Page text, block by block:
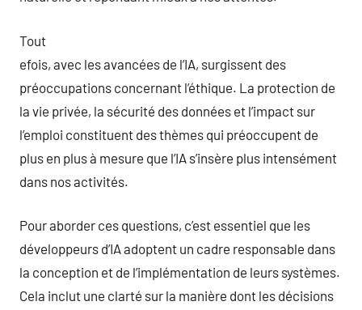
Tout
efois, avec les avancées de l’IA, surgissent des
préoccupations concernant l’éthique. La protection de
la vie privée, la sécurité des données et l’impact sur
l’emploi constituent des thèmes qui préoccupent de
plus en plus à mesure que l’IA s’insère plus intensément
dans nos activités.
Pour aborder ces questions, c’est essentiel que les
développeurs d’IA adoptent un cadre responsable dans
la conception et de l’implémentation de leurs systèmes.
Cela inclut une clarté sur la manière dont les décisions